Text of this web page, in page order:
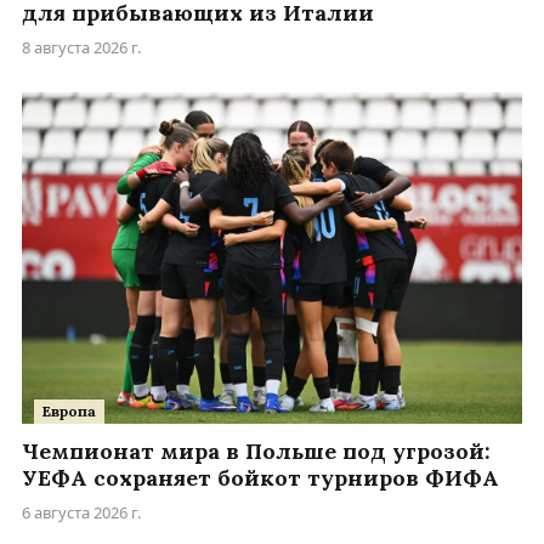
для прибывающих из Италии
8 августа 2026 г.
Европа
Чемпионат мира в Польше под угрозой:
УЕФА сохраняет бойкот турниров ФИФА
6 августа 2026 г.